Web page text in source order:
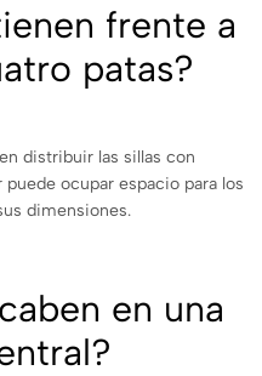
frente a
patas?
distribuir las sillas con
ocupar espacio para los
dimensiones.
en una